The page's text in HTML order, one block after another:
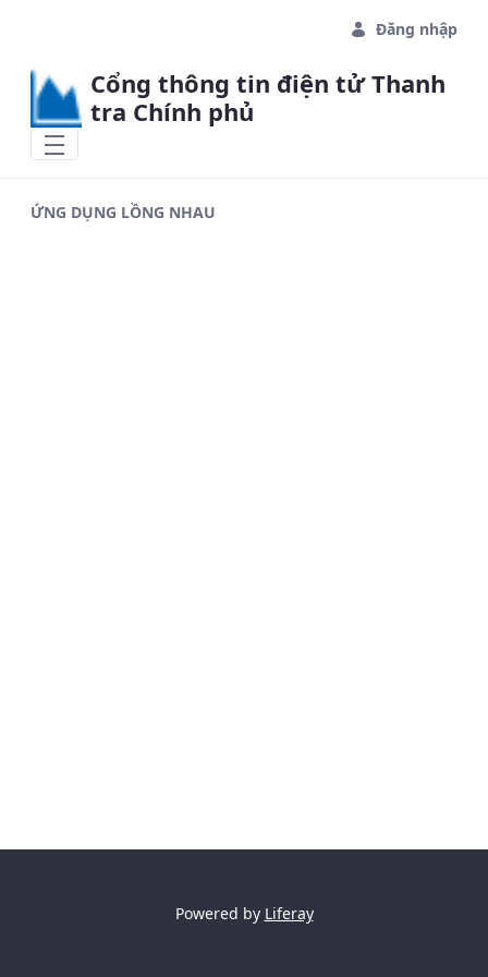
Đăng nhập
Cổng thông tin điện tử Thanh
tra Chính phủ
ỨNG DỤNG LỒNG NHAU
Powered by Liferay